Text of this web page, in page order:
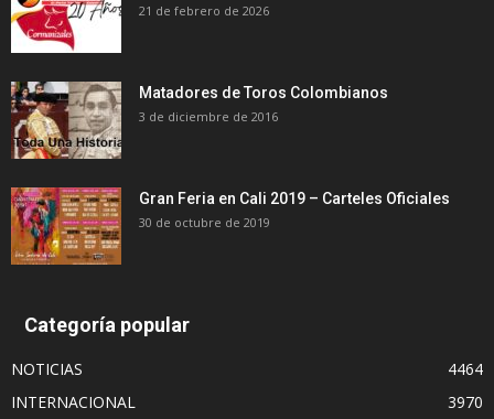
21 de febrero de 2026
Matadores de Toros Colombianos
3 de diciembre de 2016
Gran Feria en Cali 2019 – Carteles Oficiales
30 de octubre de 2019
Categoría popular
NOTICIAS
4464
INTERNACIONAL
3970